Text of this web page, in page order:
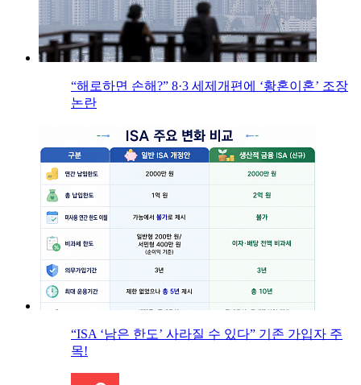
“해로하면 손해?” 8·3 세제개편에 ‘황혼이혼’ 조장
논란
“ISA ‘남은 한도’ 사라질 수 있다” 기존 가입자 주
목!